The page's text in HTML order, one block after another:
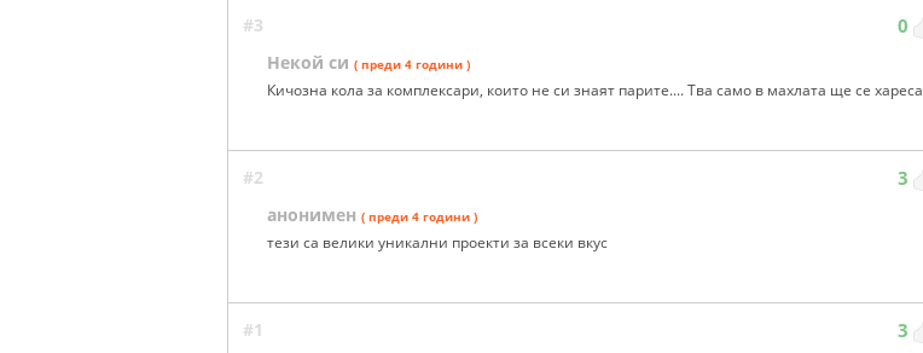
#3 0
Некой си ( преди 4 години )
Кичозна кола за комплексари, които не си знаят парите.... Тва само в махлата ще се хареса
#2 3
анонимен ( преди 4 години )
тези са велики уникални проекти за всеки вкус
#1 3